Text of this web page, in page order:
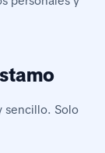
sencillo. Solo